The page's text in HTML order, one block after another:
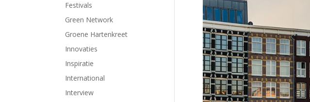
Festivals
Green Network
Groene Hartenkreet
Innovaties
Inspiratie
International
Interview